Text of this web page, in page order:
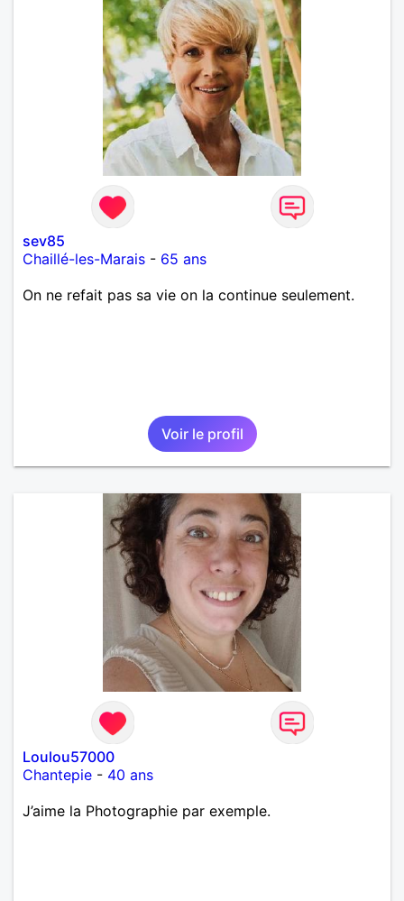
sev85
Chaillé-les-Marais - 65 ans
On ne refait pas sa vie on la continue seulement.
Voir le profil
Loulou57000
Chantepie - 40 ans
J’aime la Photographie par exemple.